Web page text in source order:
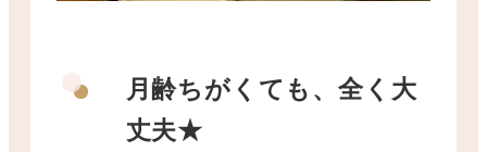
月齢ちがくても、全く大
丈夫★